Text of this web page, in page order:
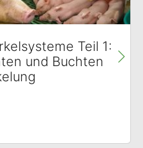
Teil 1:
und Buchten